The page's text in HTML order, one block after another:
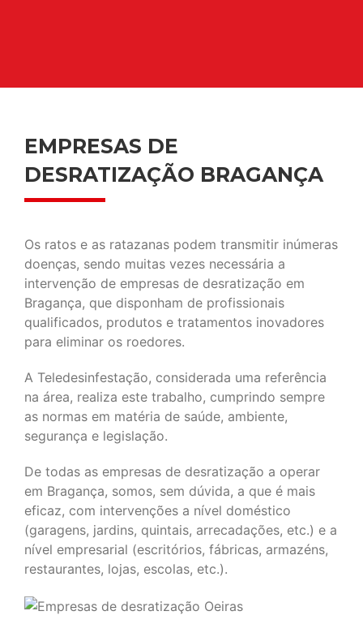
EMPRESAS DE
DESRATIZAÇÃO BRAGANÇA
Os ratos e as ratazanas podem transmitir inúmeras
doenças, sendo muitas vezes necessária a
intervenção de empresas de desratização em
Bragança, que disponham de profissionais
qualificados, produtos e tratamentos inovadores
para eliminar os roedores.
A Teledesinfestação, considerada uma referência
na área, realiza este trabalho, cumprindo sempre
as normas em matéria de saúde, ambiente,
segurança e legislação.
De todas as empresas de desratização a operar
em Bragança, somos, sem dúvida, a que é mais
eficaz, com intervenções a nível doméstico
(garagens, jardins, quintais, arrecadações, etc.) e a
nível empresarial (escritórios, fábricas, armazéns,
restaurantes, lojas, escolas, etc.).